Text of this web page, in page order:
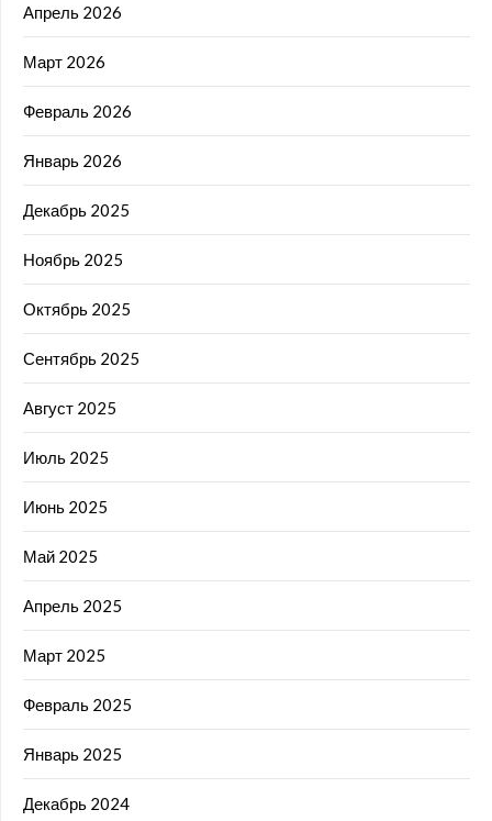
Апрель 2026
Март 2026
Февраль 2026
Январь 2026
Декабрь 2025
Ноябрь 2025
Октябрь 2025
Сентябрь 2025
Август 2025
Июль 2025
Июнь 2025
Май 2025
Апрель 2025
Март 2025
Февраль 2025
Январь 2025
Декабрь 2024